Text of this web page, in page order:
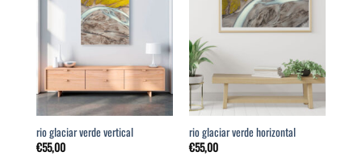
rio glaciar verde vertical
€55,00
rio glaciar verde horizontal
€55,00